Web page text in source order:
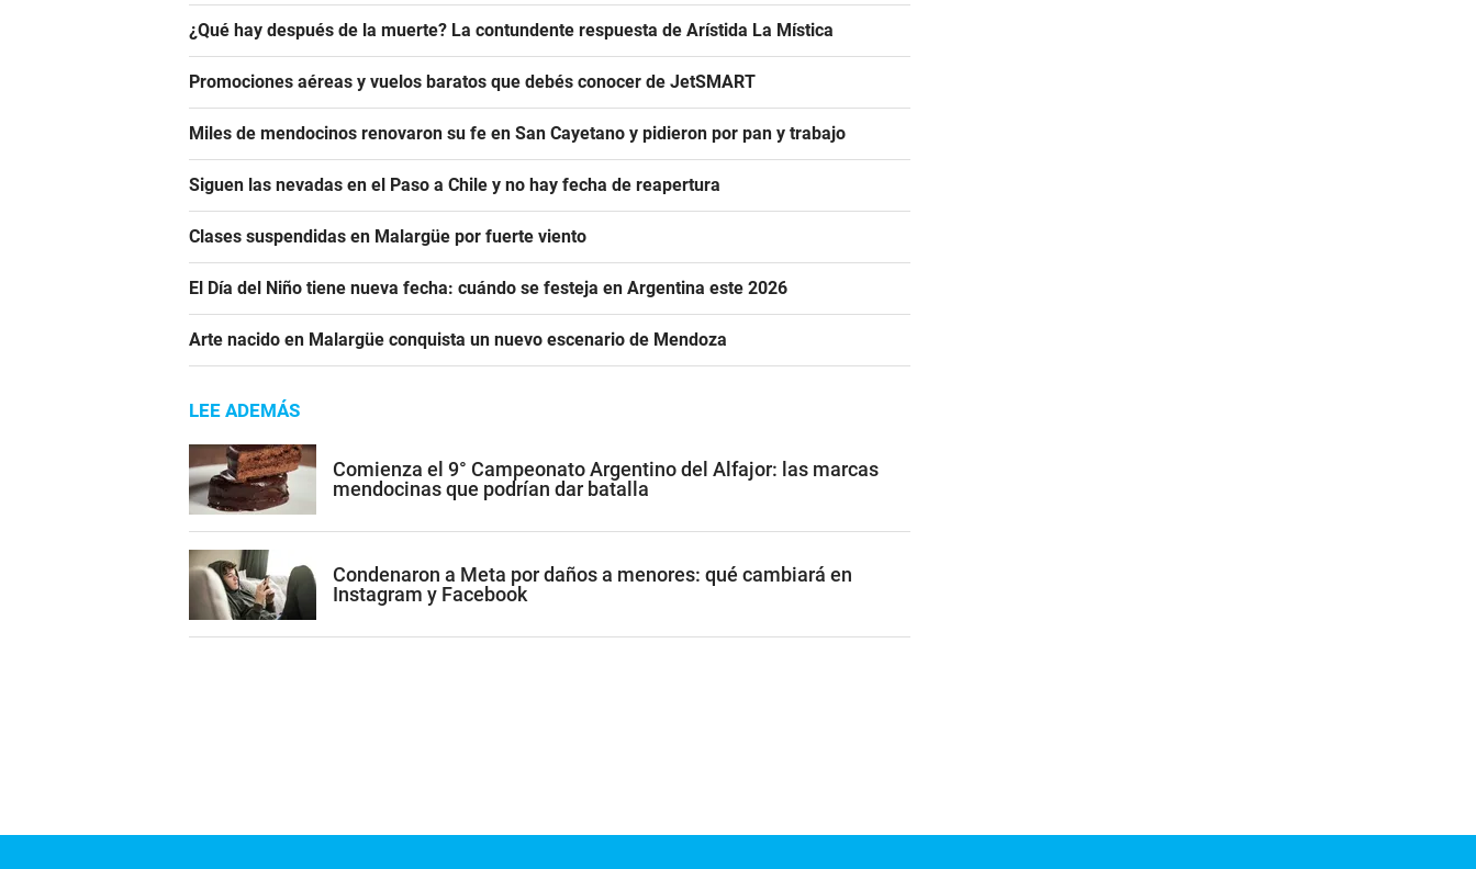
¿Qué hay después de la muerte? La contundente respuesta de Arístida La Mística
Promociones aéreas y vuelos baratos que debés conocer de JetSMART
Miles de mendocinos renovaron su fe en San Cayetano y pidieron por pan y trabajo
Siguen las nevadas en el Paso a Chile y no hay fecha de reapertura
Clases suspendidas en Malargüe por fuerte viento
El Día del Niño tiene nueva fecha: cuándo se festeja en Argentina este 2026
Arte nacido en Malargüe conquista un nuevo escenario de Mendoza
LEE ADEMÁS
Comienza el 9° Campeonato Argentino del Alfajor: las marcas
mendocinas que podrían dar batalla
Condenaron a Meta por daños a menores: qué cambiará en
Instagram y Facebook